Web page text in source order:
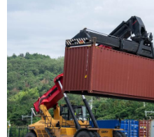
Português